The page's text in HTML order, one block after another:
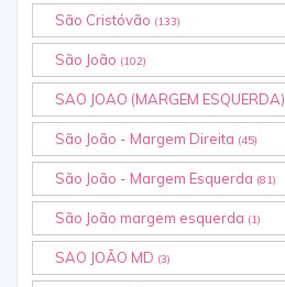
São Cristóvão (133)
São João (102)
SAO JOAO (MARGEM ESQUERDA)
São João - Margem Direita (45)
São João - Margem Esquerda (81)
São João margem esquerda (1)
SAO JOÃO MD (3)